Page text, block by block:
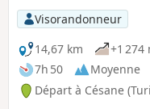
Visorandonneur
14,67 km
+1 274
7h 50
Moyenne
Départ à Césane